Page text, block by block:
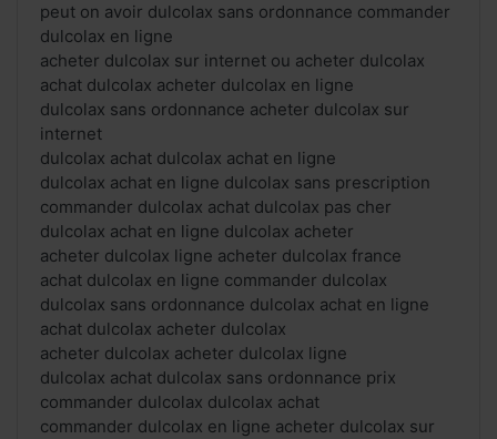
peut on avoir dulcolax sans ordonnance commander
dulcolax en ligne
acheter dulcolax sur internet ou acheter dulcolax
achat dulcolax acheter dulcolax en ligne
dulcolax sans ordonnance acheter dulcolax sur
internet
dulcolax achat dulcolax achat en ligne
dulcolax achat en ligne dulcolax sans prescription
commander dulcolax achat dulcolax pas cher
dulcolax achat en ligne dulcolax acheter
acheter dulcolax ligne acheter dulcolax france
achat dulcolax en ligne commander dulcolax
dulcolax sans ordonnance dulcolax achat en ligne
achat dulcolax acheter dulcolax
acheter dulcolax acheter dulcolax ligne
dulcolax achat dulcolax sans ordonnance prix
commander dulcolax dulcolax achat
commander dulcolax en ligne acheter dulcolax sur